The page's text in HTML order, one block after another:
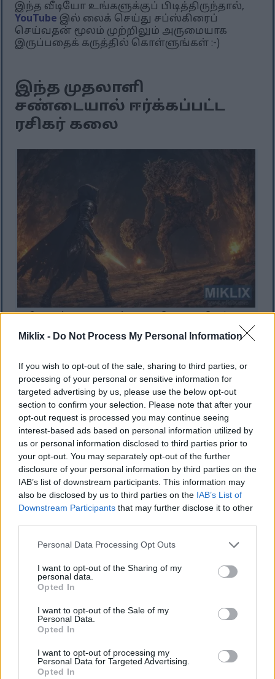
Miklix - Do Not Process My Personal Information
If you wish to opt-out of the sale, sharing to third parties, or
processing of your personal or sensitive information for
targeted advertising by us, please use the below opt-out
section to confirm your selection. Please note that after your
opt-out request is processed you may continue seeing
interest-based ads based on personal information utilized by
us or personal information disclosed to third parties prior to
your opt-out. You may separately opt-out of the further
disclosure of your personal information by third parties on the
IAB’s list of downstream participants. This information may
also be disclosed by us to third parties on the IAB’s List of
Downstream Participants that may further disclose it to other
Please note that this website/app uses one or more Google
not limited to your visit or usage behaviour. You may click to
grant or deny consent to Google and its third-party tags to
use your data for below specified purposes in below Google
consent section.
Personal Data Processing Opt Outs
I want to opt-out of the Sharing of my
personal data.
Opted In
I want to opt-out of the Sale of my
Personal Data.
Opted In
I want to opt-out of processing my
Personal Data for Targeted Advertising.
Opted In
இந்த வீடியோ உங்களுக்குப் பிடித்திருந்தால்,
YouTube இல் லைக் செய்து சப்ஸ்கிரைப்
செய்வதன் மூலம் முற்றிலும் அருமையாக
இருப்பதைக் கருத்தில் கொள்ளுங்கள் :-)
இந்த முதலாளி
சண்டையால் ஈர்க்கப்பட்ட
ரசிகர் கலை
போருக்கு சற்று முன்பு ஒரு நெருப்பு நிலத்தடி
பூதத்தை எதிர்கொள்ளும் ஒரு கருப்பு கத்தி
மேலும் தகவல்களுக்கும் உயர்
தெளிவுத்திறனுக்கும் படத்தைக் கிளிக்
செய்யவும் அல்லது தட்டவும்.
போருக்கு சற்று முன்பு ஒரு ஒளிரும் நிலத்தடி
குகையில் ஒரு பெரிய ஸ்டோன்டிகர் பூதம்
கவச டார்னிஷ்டின் அனிம் பாணி ரசிகர் கலை.
மேலும் தகவல்களுக்கும் உயர்
தெளிவுத்திறனுக்கும் படத்தைக் கிளிக்
செய்யவும் அல்லது தட்டவும்.